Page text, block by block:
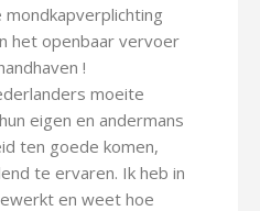
het openbaar vervoer
!
moeite
eigen en andermans
ten goede komen,
te ervaren. Ik heb in
en weet hoe